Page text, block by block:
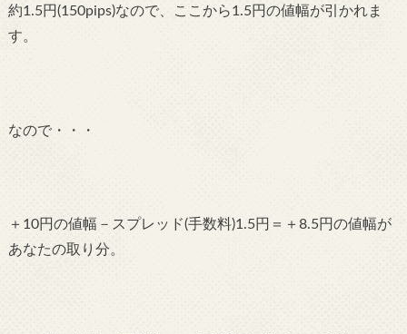
約1.5円(150pips)なので、ここから1.5円の値幅が引かれま
す。
なので・・・
＋10円の値幅－スプレッド(手数料)1.5円＝＋8.5円の値幅が
あなたの取り分。